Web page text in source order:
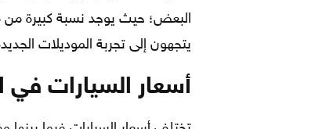
البعض؛ حيث يوجد نسبة كبيرة من
يتجهون إلى تجربة الموديلات
أسعار السيارات في